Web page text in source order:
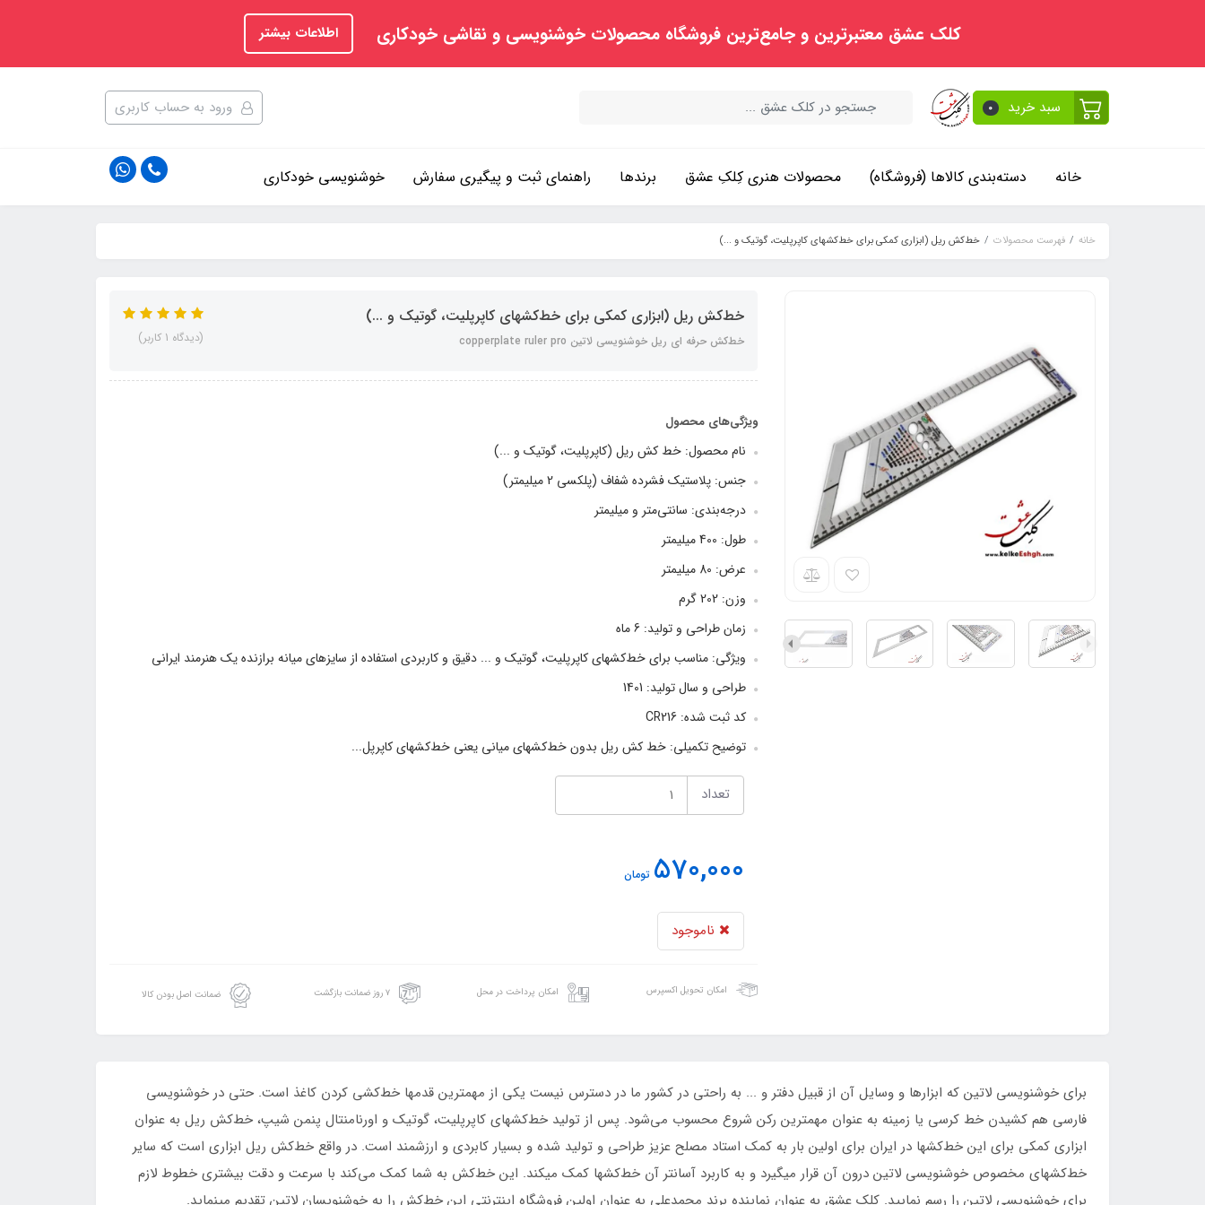
کلک عشق معتبرترین و جامع‌ترین فروشگاه محصولات خوشنویسی و نقاشی خودکاری اطلاعات بیشتر
سبد خرید 0 ورود به حساب کاربری
خانه دسته‌بندی کالاها (فروشگاه) محصولات هنری کِلکِ عشق برندها راهنمای ثبت و پیگیری سفارش خوشنویسی خودکاری
خانه فهرست محصولات خط‌کش ریل (ابزاری کمکی برای خط‌کشهای کاپرپلیت، گوتیک و ...)
خط‌کش ریل (ابزاری کمکی برای خط‌کشهای کاپرپلیت، گوتیک و ...)
خط‌کش حرفه ای ریل خوشنویسی لاتین copperplate ruler pro (دیدگاه 1 کاربر)
ویژگی‌های محصول
نام محصول: خط کش ریل (کاپرپلیت، گوتیک و ...)
جنس: پلاستیک فشرده شفاف (پلکسی 2 میلیمتر)
درجه‌بندی: سانتی‌متر و میلیمتر
طول: 400 میلیمتر
عرض: 80 میلیمتر
وزن: 202 گرم
زمان طراحی و تولید: 6 ماه
ویژگی: مناسب برای خط‌کشهای کاپرپلیت، گوتیک و ... دقیق و کاربردی استفاده از سایزهای میانه برازنده یک هنرمند ایرانی
طراحی و سال تولید: 1401
کد ثبت شده: CR216
توضیح تکمیلی: خط کش ریل بدون خط‌کشهای میانی یعنی خط‌کشهای کاپرپل...
تعداد
570,000 تومان
ناموجود
امکان تحویل اکسپرس امکان پرداخت در محل ۷ روز ضمانت بازگشت ضمانت اصل بودن کالا
برای خوشنویسی لاتین که ابزارها و وسایل آن از قبیل دفتر و ... به راحتی در کشور ما در دسترس نیست یکی از مهمترین قدمها خط‌کشی کردن کاغذ است. حتی در خوشنویسی
فارسی هم کشیدن خط کرسی یا زمینه به عنوان مهمترین رکن شروع محسوب می‌شود. پس از تولید خط‌کشهای کاپرپلیت، گوتیک و اورنامنتال پنمن شیپ، خط‌کش ریل به عنوان
ابزاری کمکی برای این خط‌کشها در ایران برای اولین بار به کمک استاد مصلح عزیز طراحی و تولید شده و بسیار کابردی و ارزشمند است. در واقع خط‌کش ریل ابزاری است که سایر
خط‌کشهای مخصوص خوشنویسی لاتین درون آن قرار میگیرد و به کاربرد آسانتر آن خط‌کشها کمک میکند. این خط‌کش به شما کمک می‌کند با سرعت و دقت بیشتری خطوط لازم
برای خوشنویسی لاتین را رسم نمایید. کلک عشق به عنوان نماینده برند محمدعلی به عنوان اولین فروشگاه اینترنتی این خط‌کش را به خوشنویسان لاتین تقدیم مینماید.